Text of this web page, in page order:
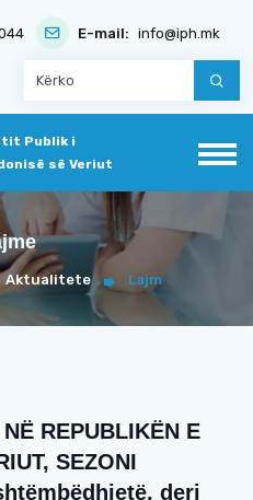
E-mail: info@iph.mk
Publik i
së Veriut
Aktualitete Lajm
REPUBLIKËN E
SEZONI
deri